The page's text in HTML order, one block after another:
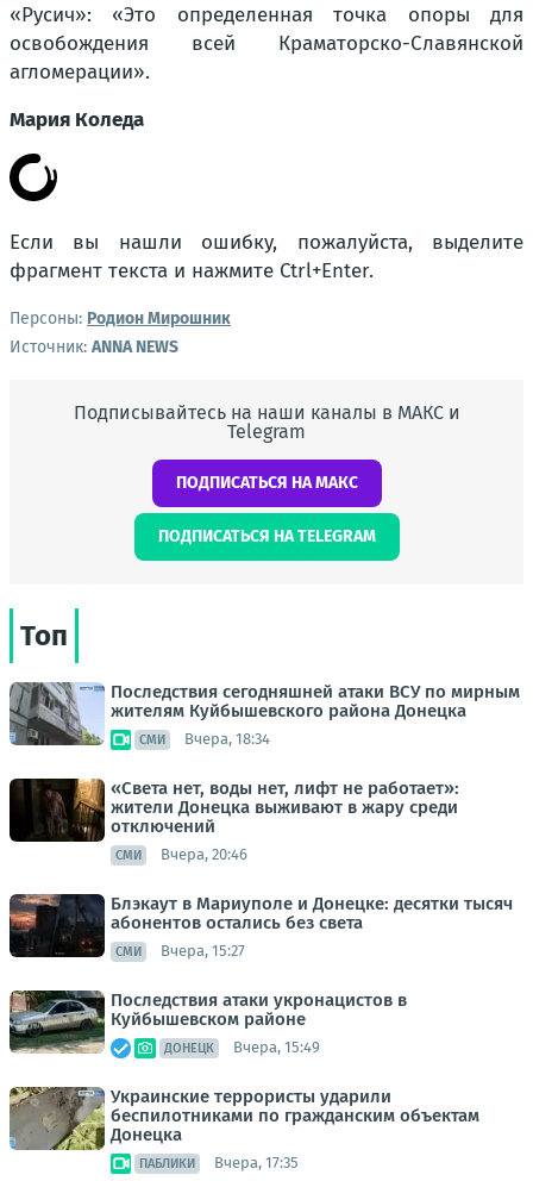
«Русич»: «Это определенная точка опоры для
освобождения всей Краматорско-Славянской
агломерации».
Мария Коледа
Если вы нашли ошибку, пожалуйста, выделите
фрагмент текста и нажмите Ctrl+Enter.
Персоны: Родион Мирошник
Источник: ANNA NEWS
Подписывайтесь на наши каналы в МАКС и
Telegram
ПОДПИСАТЬСЯ НА МАКС
ПОДПИСАТЬСЯ НА TELEGRAM
Топ
Последствия сегодняшней атаки ВСУ по мирным
жителям Куйбышевского района Донецка
СМИ Вчера, 18:34
«Света нет, воды нет, лифт не работает»:
жители Донецка выживают в жару среди
отключений
СМИ Вчера, 20:46
Блэкаут в Мариуполе и Донецке: десятки тысяч
абонентов остались без света
СМИ Вчера, 15:27
Последствия атаки укронацистов в
Куйбышевском районе
ДОНЕЦК Вчера, 15:49
Украинские террористы ударили
беспилотниками по гражданским объектам
Донецка
ПАБЛИКИ Вчера, 17:35